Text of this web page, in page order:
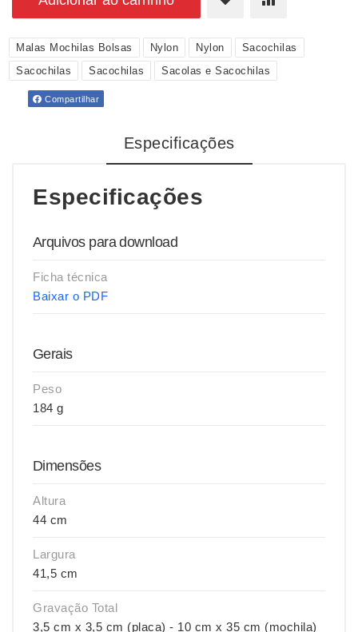
Malas Mochilas Bolsas Nylon Nylon
Sacochilas
Sacochilas
Sacochilas Sacolas e Sacochilas
Compartilhar
Especificações
Especificações
Arquivos para download
Ficha técnica
Baixar o PDF
Gerais
Peso
184 g
Dimensões
Altura
44 cm
Largura
41,5 cm
Gravação Total
3,5 cm x 3,5 cm (placa) - 10 cm x 35 cm (mochila)